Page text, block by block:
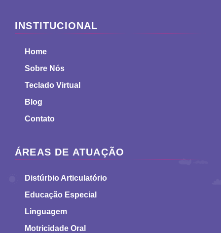
INSTITUCIONAL
Home
Sobre Nós
Teclado Virtual
Blog
Contato
ÁREAS DE ATUAÇÃO
Distúrbio Articulatório
Educação Especial
Linguagem
Motricidade Oral